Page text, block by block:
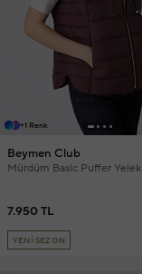
+1 Renk
Beymen Club
Mürdüm Basic Puffer Yelek
7.950 TL
YENİ SEZON